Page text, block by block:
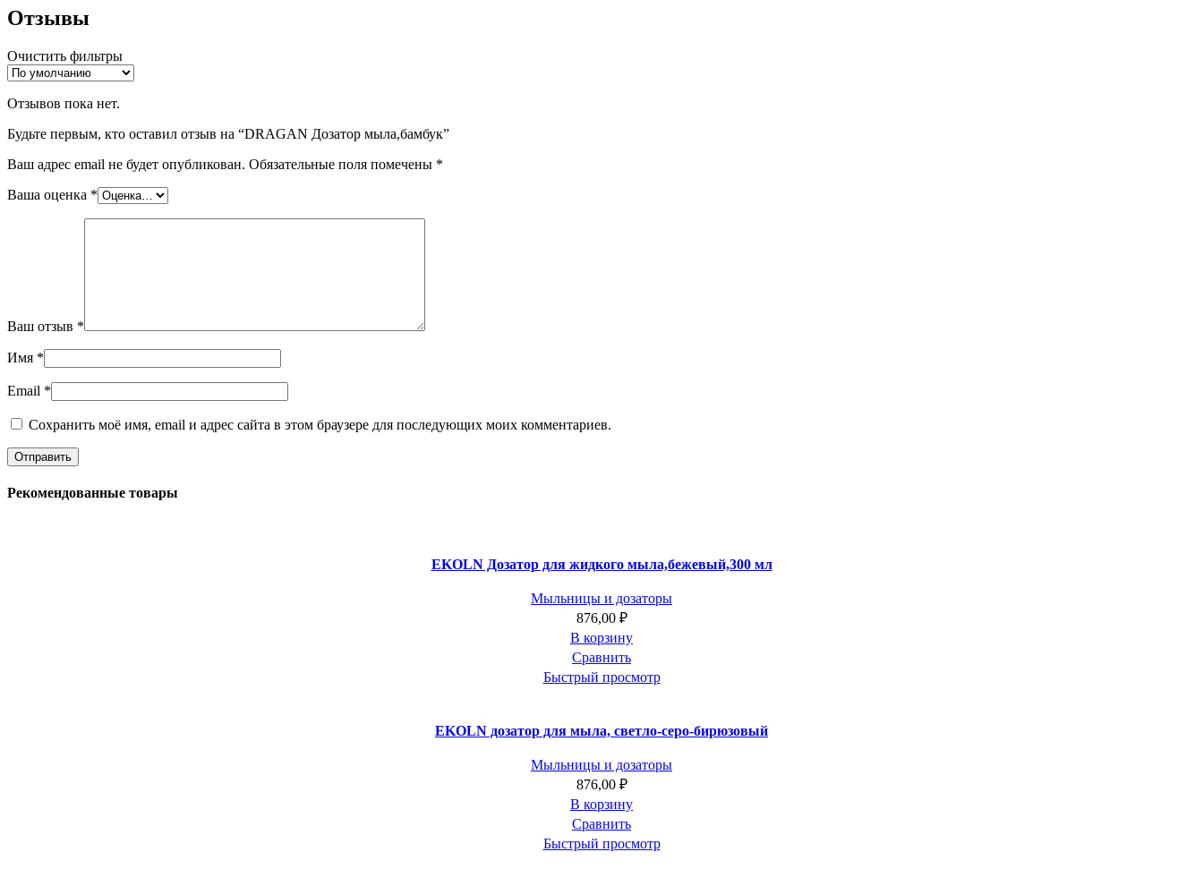
Отзывы
Очистить фильтры
Отзывов пока нет.
Будьте первым, кто оставил отзыв на “DRAGAN Дозатор мыла,бамбук”
Ваш адрес email не будет опубликован. Обязательные поля помечены *
Ваша оценка *
Ваш отзыв *
Имя *
Email *
Сохранить моё имя, email и адрес сайта в этом браузере для последующих моих комментариев.
Рекомендованные товары
EKOLN Дозатор для жидкого мыла,бежевый,300 мл
Мыльницы и дозаторы
876,00 ₽
В корзину
Сравнить
Быстрый просмотр
EKOLN дозатор для мыла, светло-серо-бирюзовый
Мыльницы и дозаторы
876,00 ₽
В корзину
Сравнить
Быстрый просмотр